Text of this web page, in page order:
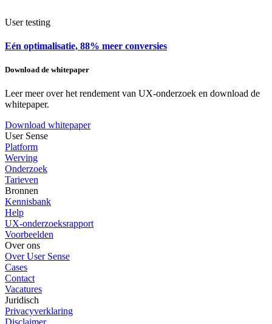
User testing
Eén optimalisatie, 88% meer conversies
Download de whitepaper
Leer meer over het rendement van UX-onderzoek en download de
whitepaper.
Download whitepaper
User Sense
Platform
Werving
Onderzoek
Tarieven
Bronnen
Kennisbank
Help
UX-onderzoeksrapport
Voorbeelden
Over ons
Over User Sense
Cases
Contact
Vacatures
Juridisch
Privacyverklaring